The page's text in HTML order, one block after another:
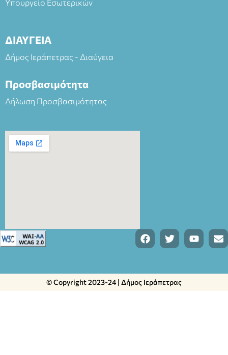
Υπουργείο Εσωτερικών
ΔΙΑΥΓΕΙΑ
Δήμος Ιεράπετρας - Διαύγεια
Προσβασιμότητα
Δήλωση Προσβασιμότητας
© Copyright 2023-24 | Δήμος Ιεράπετρας